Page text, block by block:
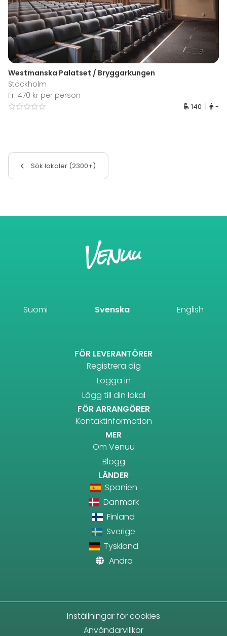
Westmanska Palatset / Bryggarkungen
Stockholm
Fr. 470 kr per person
140 -
Sök lokaler (2300+)
Suomi Svenska English
FÖR LEVERANTÖRER
Registrera dig
Logga in
Lägg till din lokal
FÖR ARRANGÖRER
Kontaktinformation
MER
Om Venuu
Blogg
LÄNDER
Spanien
Danmark
Finland
Sverige
Tyskland
Andra
Inställningar för cookies
Användarvillkor